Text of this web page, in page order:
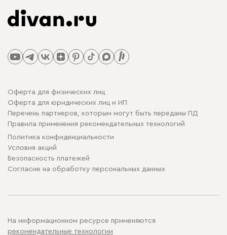
Оферта для физических лиц
Оферта для юридических лиц и ИП
Перечень партнеров, которым могут быть переданы ПД
Правила применения рекомендательных технологий
Политика конфиденциальности
Условия акций
Безопасность платежей
Cогласие на обработку персональных данных
На информационном ресурсе применяются
рекомендательные технологии